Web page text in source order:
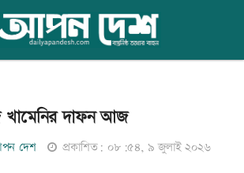
খামেনির দাফন আজ
দেশ প্রকাশিত: ০৮:৫৪, ৯ জুলাই ২০২৬